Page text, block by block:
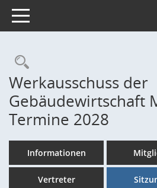
Toggle navigation
Rechercheauswahl
Werkausschuss der
Gebäudewirtschaft
Termine 2028
Informationen
Vertreter